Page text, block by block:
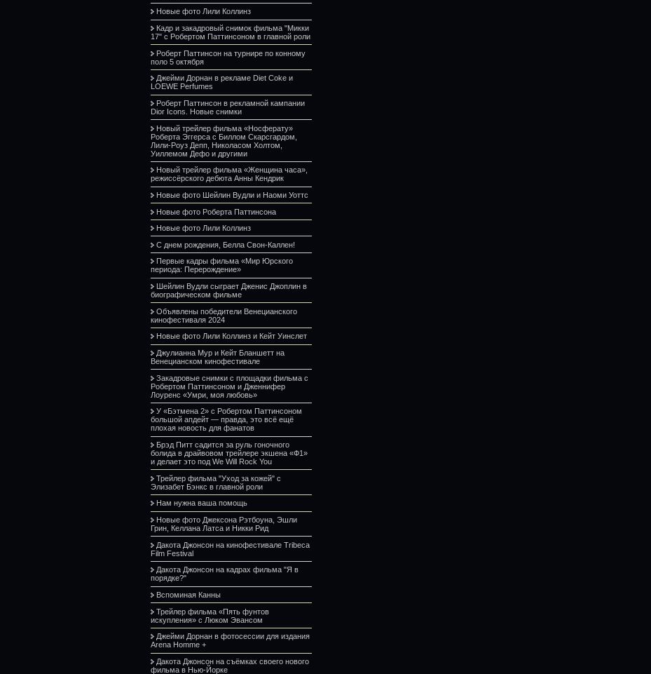
Новые фото Лили Коллинз
Кадр и закадровый снимок фильма "Микки
17" с Робертом Паттинсоном в главной роли
Роберт Паттинсон на турнире по конному
поло 5 октября
Джейми Дорнан в рекламе Diet Coke и
LOEWE Perfumes
Роберт Паттинсон в рекламной кампании
Dior Icons. Новые снимки
Новый трейлер фильма «Носферату»
Роберта Эггерса с Биллом Скарсгардом,
Лили-Роуз Депп, Николасом Холтом,
Уиллемом Дефо и другими
Новый трейлер фильма «Женщина часа»,
режиссёрского дебюта Анны Кендрик
Новые фото Шейлин Вудли и Наоми Уоттс
Новые фото Роберта Паттинсона
Новые фото Лили Коллинз
С днем рождения, Белла Свон-Каллен!
Первые кадры фильма «Мир Юрского
периода: Перерождение»
Шейлин Вудли сыграет Дженис Джоплин в
биографическом фильме
Объявлены победители Венецианского
кинофестиваля 2024
Новые фото Лили Коллинз и Кейт Уинслет
Джулианна Мур и Кейт Бланшетт на
Венецианском кинофестивале
Закадровые снимки с площадки фильма с
Робертом Паттинсоном и Дженнифер
Лоуренс «Умри, моя любовь»
У «Бэтмена 2» с Робертом Паттинсоном
большой апдейт — правда, это всё ещё
плохая новость для фанатов
Брэд Питт садится за руль гоночного
болида в драйвовом трейлере экшена «Ф1»
и делает это под We Will Rock You
Трейлер фильма "Уход за кожей" с
Элизабет Бэнкс в главной роли
Нам нужна ваша помощь
Новые фото Джексона Рэтбоуна, Эшли
Грин, Келлана Латса и Никки Рид
Дакота Джонсон на кинофестивале Tribeca
Film Festival
Дакота Джонсон на кадрах фильма "Я в
порядке?"
Вспоминая Канны
Трейлер фильма «Пять фунтов
искупления» с Люком Эвансом
Джейми Дорнан в фотосессии для издания
Arena Homme +
Дакота Джонсон на съёмках своего нового
фильма в Нью-Йорке